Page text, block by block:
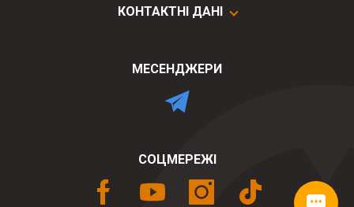
КОНТАКТНІ ДАНІ
МЕСЕНДЖЕРИ
СОЦМЕРЕЖІ